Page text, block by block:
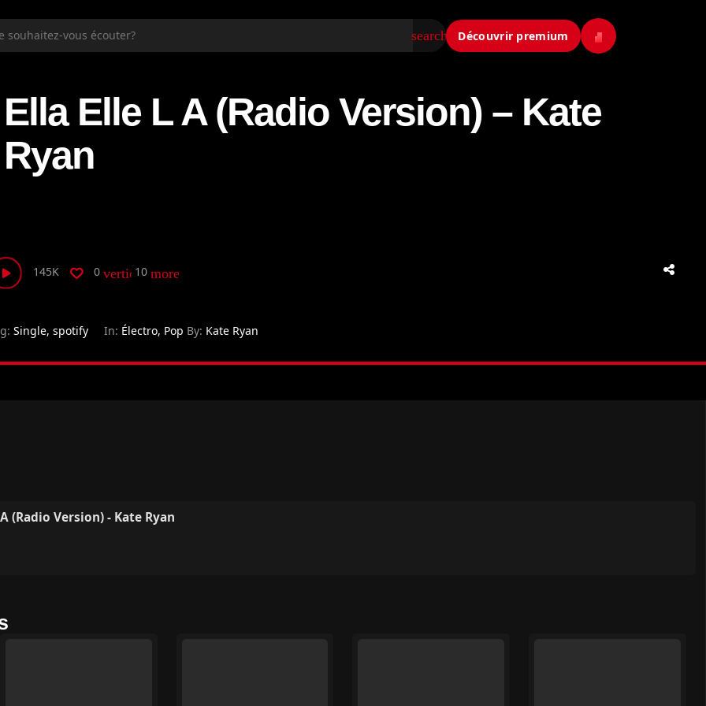
search Découvrir premium
Ella Elle L A (Radio Version) – Kate
Ryan
145K 0 vertical_align_bottom
10 more_horiz
Single, spotify In: Électro, Pop By: Kate Ryan
(Radio Version) - Kate Ryan